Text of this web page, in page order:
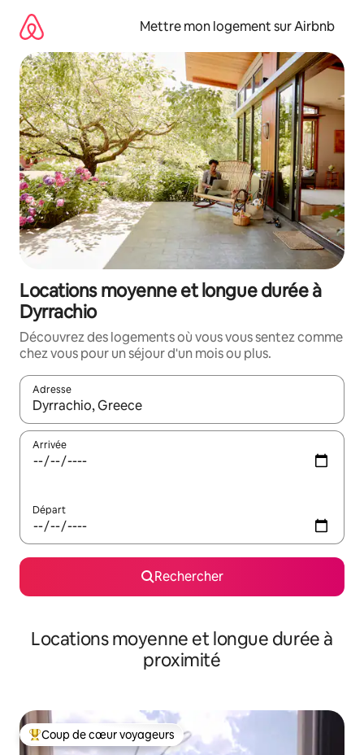
directement
contenu
Mettre mon logement sur Airbnb
Locations moyenne et longue durée à
Dyrrachio
Découvrez des logements où vous vous sentez comme
chez vous pour un séjour d'un mois ou plus.
Adresse
Lorsque les résultats s'affichent, utilisez les flèches vers le
Arrivée
Départ
Rechercher
Locations moyenne et longue durée à
proximité
Coups de cœur voyageurs les plus appréciés
Coup de cœur voyageurs